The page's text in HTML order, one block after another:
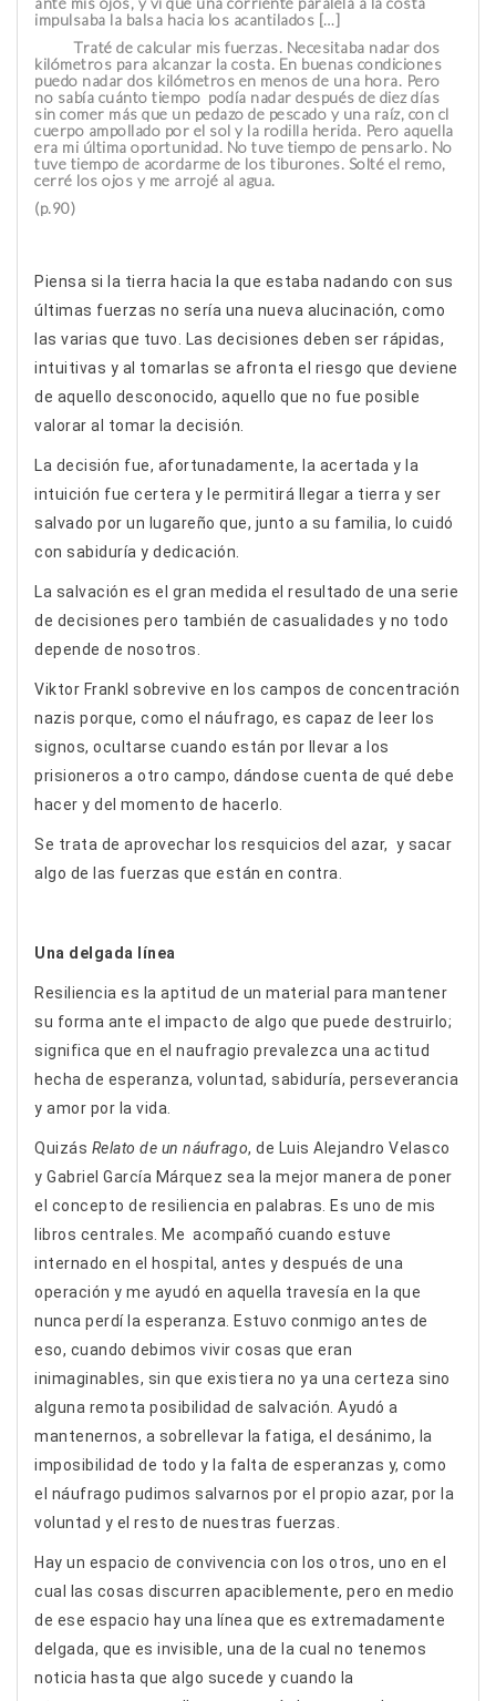
impulsaba la balsa hacia los acantilados […]
Traté de calcular mis fuerzas. Necesitaba nadar dos
kilómetros para alcanzar la costa. En buenas condiciones
puedo nadar dos kilómetros en menos de una hora. Pero
no sabía cuánto tiempo podía nadar después de diez días
sin comer más que un pedazo de pescado y una raíz, con cl
cuerpo ampollado por el sol y la rodilla herida. Pero aquella
era mi última oportunidad. No tuve tiempo de pensarlo. No
tuve tiempo de acordarme de los tiburones. Solté el remo,
cerré los ojos y me arrojé al agua.
(p.90)
Piensa si la tierra hacia la que estaba nadando con sus
últimas fuerzas no sería una nueva alucinación, como
las varias que tuvo. Las decisiones deben ser rápidas,
intuitivas y al tomarlas se afronta el riesgo que deviene
de aquello desconocido, aquello que no fue posible
valorar al tomar la decisión.
La decisión fue, afortunadamente, la acertada y la
intuición fue certera y le permitirá llegar a tierra y ser
salvado por un lugareño que, junto a su familia, lo cuidó
con sabiduría y dedicación.
La salvación es el gran medida el resultado de una serie
de decisiones pero también de casualidades y no todo
depende de nosotros.
Viktor Frankl sobrevive en los campos de concentración
nazis porque, como el náufrago, es capaz de leer los
signos, ocultarse cuando están por llevar a los
prisioneros a otro campo, dándose cuenta de qué debe
hacer y del momento de hacerlo.
Se trata de aprovechar los resquicios del azar, y sacar
algo de las fuerzas que están en contra.
Una delgada línea
Resiliencia es la aptitud de un material para mantener
su forma ante el impacto de algo que puede destruirlo;
significa que en el naufragio prevalezca una actitud
hecha de esperanza, voluntad, sabiduría, perseverancia
y amor por la vida.
Quizás Relato de un náufrago, de Luis Alejandro Velasco
y Gabriel García Márquez sea la mejor manera de poner
el concepto de resiliencia en palabras. Es uno de mis
libros centrales. Me acompañó cuando estuve
internado en el hospital, antes y después de una
operación y me ayudó en aquella travesía en la que
nunca perdí la esperanza. Estuvo conmigo antes de
eso, cuando debimos vivir cosas que eran
inimaginables, sin que existiera no ya una certeza sino
alguna remota posibilidad de salvación. Ayudó a
mantenernos, a sobrellevar la fatiga, el desánimo, la
imposibilidad de todo y la falta de esperanzas y, como
el náufrago pudimos salvarnos por el propio azar, por la
voluntad y el resto de nuestras fuerzas.
Hay un espacio de convivencia con los otros, uno en el
cual las cosas discurren apaciblemente, pero en medio
de ese espacio hay una línea que es extremadamente
delgada, que es invisible, una de la cual no tenemos
noticia hasta que algo sucede y cuando la